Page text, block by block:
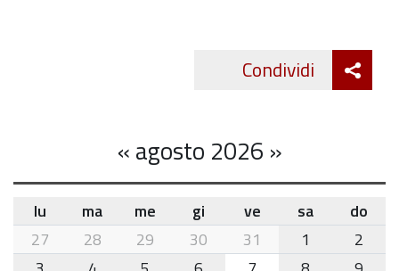
Condividi
«agosto 2026 »
month-
8
lu ma me gi ve sa
do
27
28 29 30 31 1
2